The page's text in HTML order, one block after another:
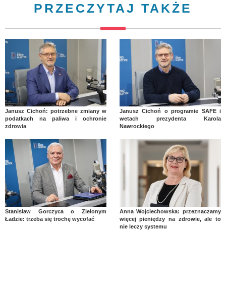
PRZECZYTAJ TAKŻE
Janusz Cichoń: potrzebne zmiany w
podatkach na paliwa i ochronie
zdrowia
Janusz Cichoń o programie SAFE i
wetach prezydenta Karola
Nawrockiego
Stanisław Gorczyca o Zielonym
Ładzie: trzeba się trochę wycofać
Anna Wojciechowska: przeznaczamy
więcej pieniędzy na zdrowie, ale to
nie leczy systemu